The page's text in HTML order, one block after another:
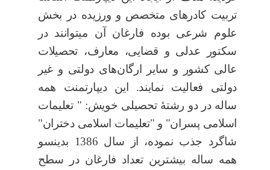
تربیت کادرهای متخصص و ورزیده در بخش
علوم شرعی بوده فارغان آن میتوانند در
سکتور عدلی و قضایی، معارف، تحصیلات
عالی کشور و سایر ارگان‌های دولتی و غیر
دولتی فعالیت نمایند. این دیپارتمنت همه
ساله در دو رشتۀ تحصیلی خویش: " تعلیمات
اسلامی پسران" و "تعلیمات اسلامی دختران"
شاگرد جذب نموده، از سال 1386 بدینسو
همه ساله بیشترین تعداد فارغان در سطح